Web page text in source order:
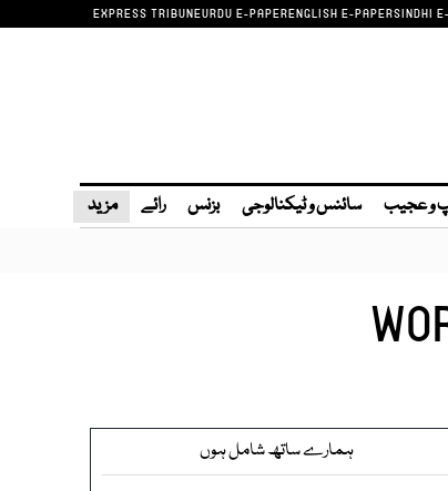
EXPRESS TRIBUNEURDU E-PAPERENGLISH E-PAPERSINDHI
و عجیب سائنس و ٹیکنالوجی بزنس رائے مزید
ہمارے ساتھ شامل ہوں